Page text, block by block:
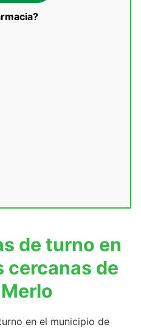
de turno en
cercanas de
en el municipio de